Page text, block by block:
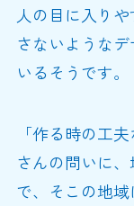
人の目に入り
さないような
いるそうです。
「作る時の工
さんの問いに
で、そこの地